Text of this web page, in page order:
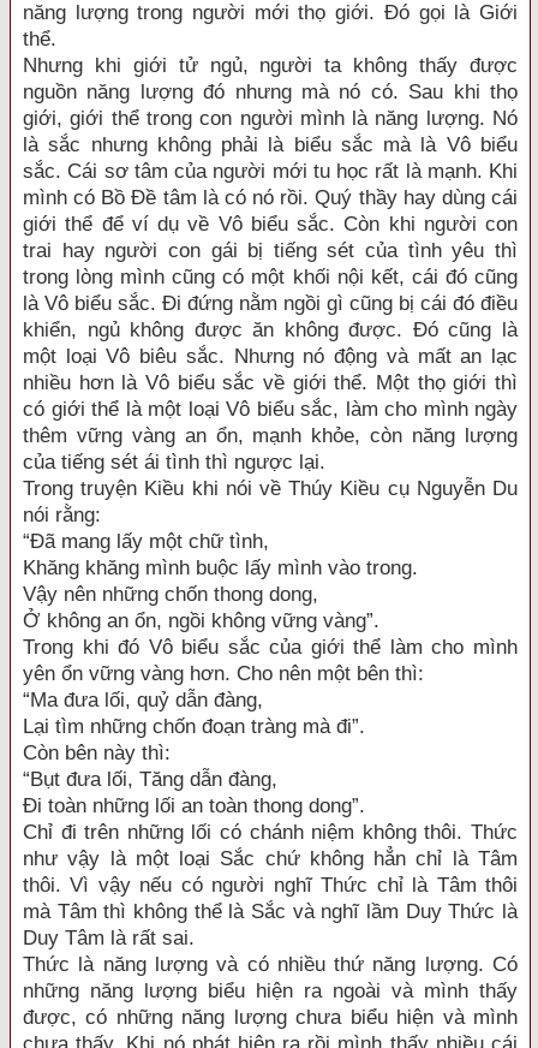
năng lượng trong người mới thọ giới. Đó gọi là Giới
thể.
Nhưng khi giới tử ngủ, người ta không thấy được
nguồn năng lượng đó nhưng mà nó có. Sau khi thọ
giới, giới thể trong con người mình là năng lượng. Nó
là sắc nhưng không phải là biểu sắc mà là Vô biểu
sắc. Cái sơ tâm của người mới tu học rất là mạnh. Khi
mình có Bồ Đề tâm là có nó rồi. Quý thầy hay dùng cái
giới thể để ví dụ về Vô biểu sắc. Còn khi người con
trai hay người con gái bị tiếng sét của tình yêu thì
trong lòng mình cũng có một khối nội kết, cái đó cũng
là Vô biểu sắc. Đi đứng nằm ngồi gì cũng bị cái đó điều
khiển, ngủ không được ăn không được. Đó cũng là
một loại Vô biêu sắc. Nhưng nó động và mất an lạc
nhiều hơn là Vô biểu sắc về giới thể. Một thọ giới thì
có giới thể là một loại Vô biểu sắc, làm cho mình ngày
thêm vững vàng an ổn, mạnh khỏe, còn năng lượng
của tiếng sét ái tình thì ngược lại.
Trong truyện Kiều khi nói về Thúy Kiều cụ Nguyễn Du
nói rằng:
“Đã mang lấy một chữ tình,
Khăng khăng mình buộc lấy mình vào trong.
Vậy nên những chốn thong dong,
Ở không an ổn, ngồi không vững vàng”.
Trong khi đó Vô biểu sắc của giới thể làm cho mình
yên ổn vững vàng hơn. Cho nên một bên thì:
“Ma đưa lối, quỷ dẫn đàng,
Lại tìm những chốn đoạn tràng mà đi”.
Còn bên này thì:
“Bụt đưa lối, Tăng dẫn đàng,
Đi toàn những lối an toàn thong dong”.
Chỉ đi trên những lối có chánh niệm không thôi. Thức
như vậy là một loại Sắc chứ không hẳn chỉ là Tâm
thôi. Vì vậy nếu có người nghĩ Thức chỉ là Tâm thôi
mà Tâm thì không thể là Sắc và nghĩ lầm Duy Thức là
Duy Tâm là rất sai.
Thức là năng lượng và có nhiều thứ năng lượng. Có
những năng lượng biểu hiện ra ngoài và mình thấy
được, có những năng lượng chưa biểu hiện và mình